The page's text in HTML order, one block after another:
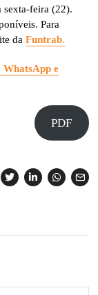
sexta-feira (22).
Para
daFuntrab.
WhatsApp e
PDF